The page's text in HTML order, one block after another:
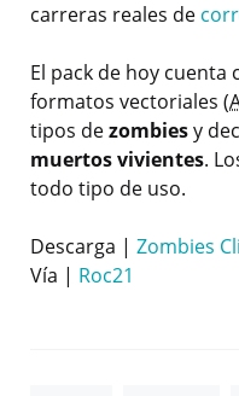
carreras reales de
El pack de hoy cuenta
formatos vectoriales (
tipos dezombiesy
muertos vivientes.
todo tipo de uso.
Descarga | Zombies
Vía | Roc21